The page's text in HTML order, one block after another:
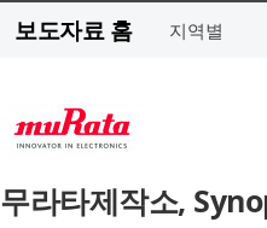
보도자료 홈 지역별
무라타제작소,